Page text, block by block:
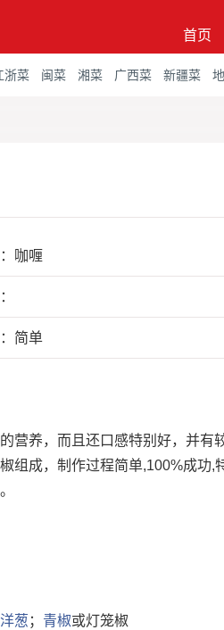
首页
浙菜 闽菜 湘菜 广西菜 新疆菜
咖喱
简单
营养，而且还口感特别好，并有
组成，制作过程简单,100%成功
洋葱 ； 青椒或灯笼椒